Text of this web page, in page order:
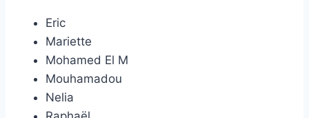
Eric
Mariette
Mohamed El M
Mouhamadou
Nelia